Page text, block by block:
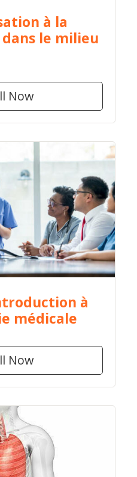
à la
le milieu
Now
à
médicale
Now